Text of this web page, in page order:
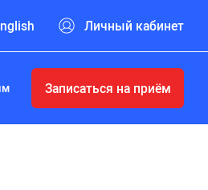
Личный кабинет
Записаться на приём